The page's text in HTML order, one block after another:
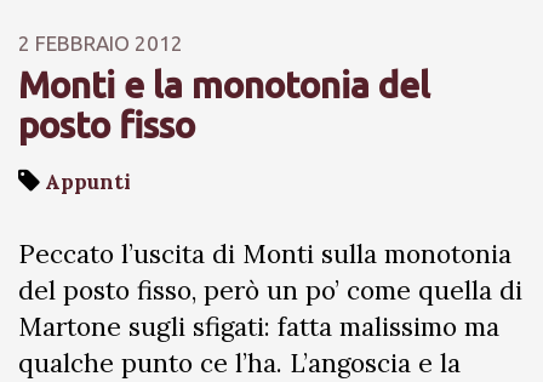
2 FEBBRAIO 2012
Monti e la monotonia del
posto fisso
Appunti
Peccato l’uscita di Monti sulla monotonia
del posto fisso, però un po’ come quella di
Martone sugli sfigati: fatta malissimo ma
qualche punto ce l’ha. L’angoscia e la